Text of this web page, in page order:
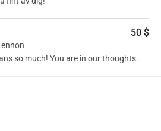
Vic) és a Nerve Creations
Svéd Írók Alapja, a Svéd
város támogatta.
50 $
so much! You are in our thoughts.